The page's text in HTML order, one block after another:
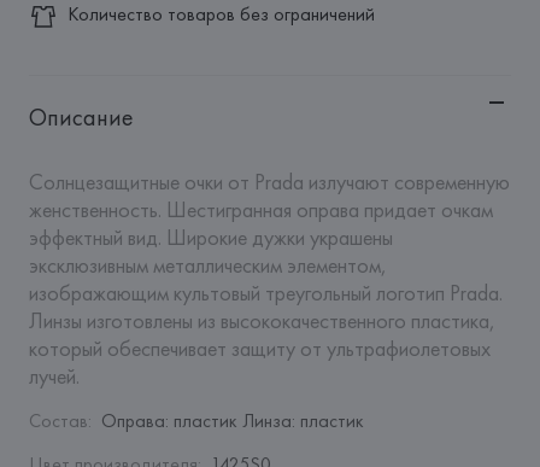
Количество товаров без ограничений
Описание
Солнцезащитные очки от Prada излучают современную
женственность. Шестигранная оправа придает очкам
эффектный вид. Широкие дужки украшены
эксклюзивным металлическим элементом,
изображающим культовый треугольный логотип Prada.
Линзы изготовлены из высококачественного пластика,
который обеспечивает защиту от ультрафиолетовых
лучей.
Состав: Оправа: пластик Линза: пластик